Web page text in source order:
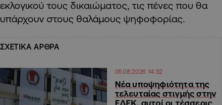
εκλογικού τους δικαιώματος, τις πένες που θα
υπάρχουν στους θαλάμους ψηφοφορίας.
ΣΧΕΤΙΚΑ ΑΡΘΡΑ
05.08.2026 14:32
Νέα υποψηφιότητα της
τελευταίας στιγμής στην
ΕΔΕΚ, αυτοί οι τέσσερις